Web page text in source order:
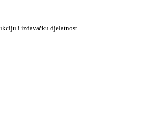
i izdavačku djelatnost.